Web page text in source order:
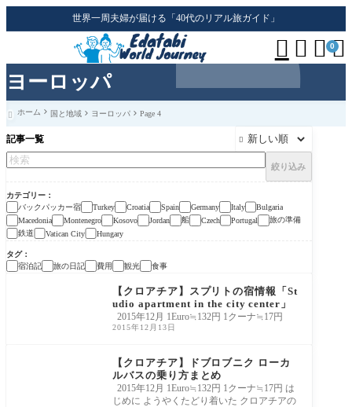
ヨーロッパ
世界一周夫婦が届ける「40代のリアル旅ガイド」
   0
 ホーム 国と地域 ヨーロッパ Page 4
記事一覧 
絞り込み
カテゴリー
バックパッカー宿
Turkey Croatia Spain Germany Italy
Bulgaria
Macedonia
Montenegro Kosovo Jordan 船 Czech Portugal
旅の準備
鉄道
Vatican City Hungary
タグ
宿泊記
旅の日記 費用 観光 食事
【クロアチア】スプリトの宿情報「St
udio apartment in the city center」
2015年12月 1Euro≒132円 1クーナ≒17円
2015年12月13日
【クロアチア】ドブロブニク ローカ
ルバスの乗り方まとめ
2015年12月 1Euro≒132円 1クーナ≒17円 は
じめに ようやくたどり着いた クロアチアの